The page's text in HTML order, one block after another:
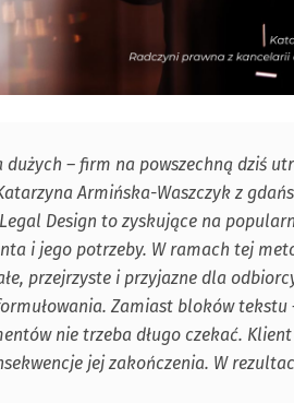
dużych – firm na powszechną dziś
Armińska-Waszczyk z
Design to zyskujące na
i jego potrzeby. W ramach tej
przejrzyste i przyjazne dla
Zamiast bloków
nie trzeba długo czekać.
jej zakończenia. W